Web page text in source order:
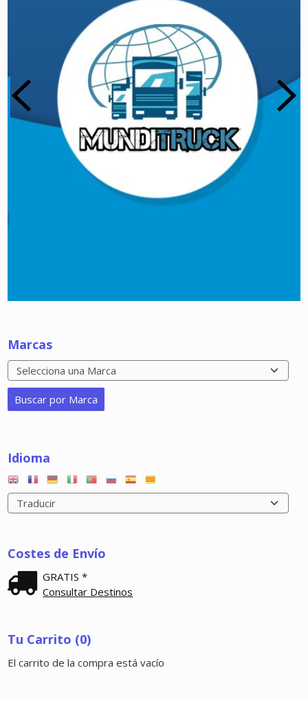
Marcas
Idioma
Costes de Envío
GRATIS *
Consultar Destinos
Tu Carrito (0)
El carrito de la compra está vacío